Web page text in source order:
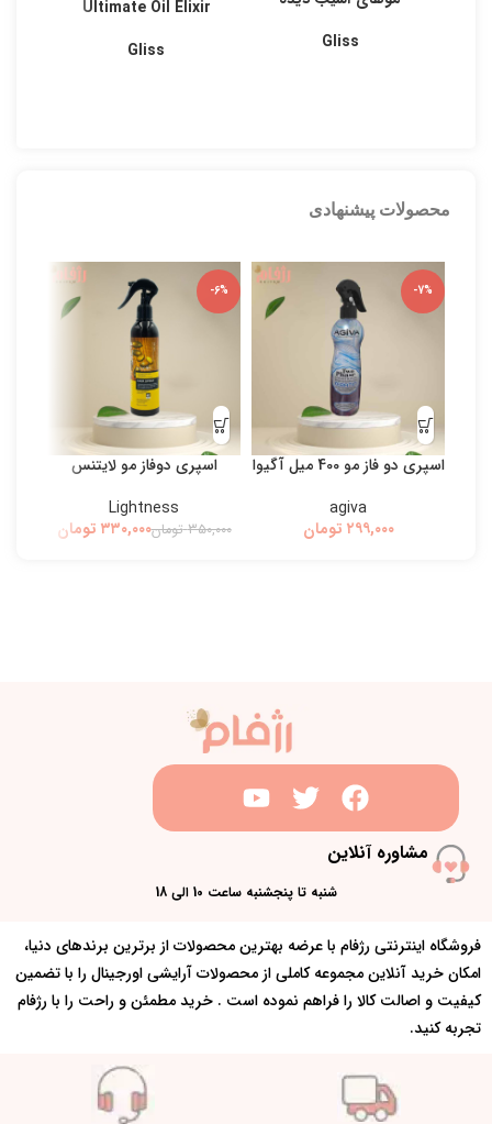
Gliss
Ultimate Oil Elixir
Gliss
محصولات پیشنهادی
-7%
اسپری دو فاز مو 400 میل آگیوا
agiva
تومان
-6%
اسپری دوفاز مو لایتنس
Lightness
۳۵۰,۰۰۰ تومان۳۳۰,۰۰۰ تومان
مشاوره آنلاین
شنبه تا پنجشنبه ساعت 10 الی 18
فروشگاه اینترنتی رژفام با عرضه بهترین محصولات از برترین برندهای دنیا،
امکان خرید آنلاین مجموعه کاملی از محصولات آرایشی اورجینال را با تضمین
کیفیت و اصالت کالا را فراهم نموده است . خرید مطمئن و راحت را با رژفام
تجربه کنید.